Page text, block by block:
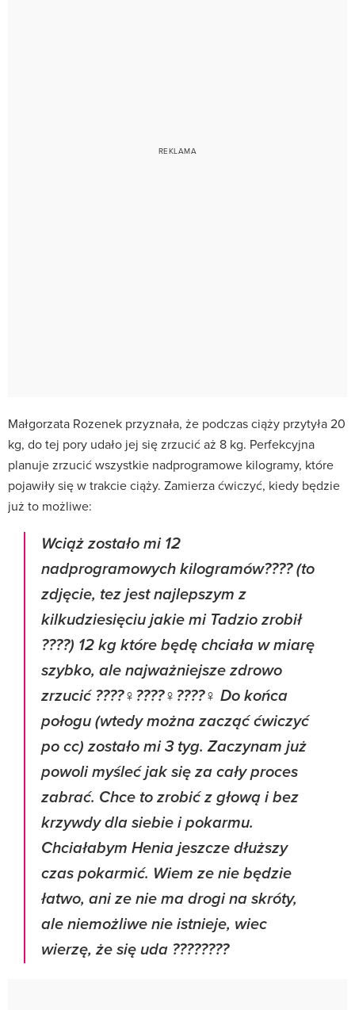
Małgorzata Rozenek przyznała, że podczas ciąży przytyła 20
kg, do tej pory udało jej się zrzucić aż 8 kg. Perfekcyjna
planuje zrzucić wszystkie nadprogramowe kilogramy, które
pojawiły się w trakcie ciąży. Zamierza ćwiczyć, kiedy będzie
już to możliwe:
Wciąż zostało mi 12
nadprogramowych kilogramów???? (to
zdjęcie, tez jest najlepszym z
kilkudziesięciu jakie mi Tadzio zrobił
????) 12 kg które będę chciała w miarę
szybko, ale najważniejsze zdrowo
zrzucić ????‍♀️????️‍♀️????‍♀️ Do końca
połogu (wtedy można zacząć ćwiczyć
po cc) zostało mi 3 tyg. Zaczynam już
powoli myśleć jak się za cały proces
zabrać. Chce to zrobić z głową i bez
krzywdy dla siebie i pokarmu.
Chciałabym Henia jeszcze dłuższy
czas pokarmić. Wiem ze nie będzie
łatwo, ani ze nie ma drogi na skróty,
ale niemożliwe nie istnieje, wiec
wierzę, że się uda ????????